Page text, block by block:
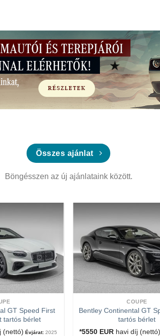
Összes ajánlat
Böngésszen az új ajánlataink között.
GT Speed First
tartós bérlet
(nettó) Évjárat: 2025
COUPE
Bentley Continental GT
tartós bérlet
*5550 EUR havi díj (nettó)